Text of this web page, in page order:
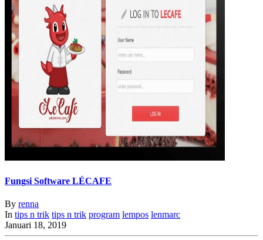
Fungsi Software LÉCAFE
By renna
In tips n trik tips n trik program lempos lenmarc
Januari 18, 2019